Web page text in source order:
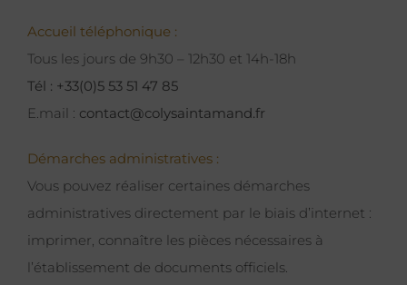
Accueil téléphonique :
Tous les jours de 9h30 – 12h30 et 14h-18h
Tél : +33(0)5 53 51 47 85
E.mail : contact@colysaintamand.fr
Démarches administratives :
Vous pouvez réaliser certaines démarches
administratives directement par le biais d’internet :
imprimer, connaître les pièces nécessaires à
l’établissement de documents officiels.